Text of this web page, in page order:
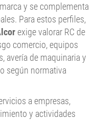
y se complementa
Para estos perfiles,
exige valorar RC de
comercio, equipos
avería de maquinaria y
según normativa
a empresas,
y actividades